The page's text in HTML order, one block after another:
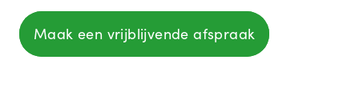
Maak een vrijblijvende afspraak